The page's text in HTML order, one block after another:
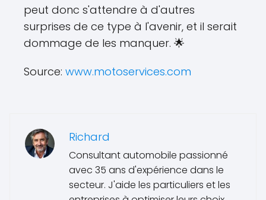
peut donc s'attendre à d'autres
surprises de ce type à l'avenir, et il serait
dommage de les manquer. 🌟
Source: www.motoservices.com
Richard
Consultant automobile passionné
avec 35 ans d'expérience dans le
secteur. J'aide les particuliers et les